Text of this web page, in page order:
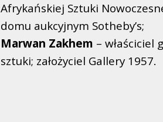
Afrykańskiej Sztuki
domu aukcyjnym Sotheby’s;
Marwan Zakhem –
sztuki; założyciel Gallery 1957.